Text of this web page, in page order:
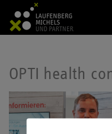
OPTI health